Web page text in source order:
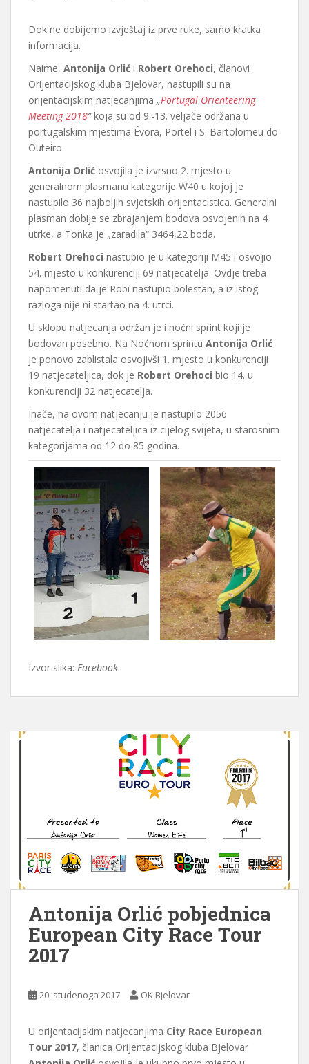
Dok ne dobijemo izvještaj iz prve ruke, samo kratka
informacija.
Naime, Antonija Orlić i Robert Orehoci, članovi
Orijentacijskog kluba Bjelovar, nastupili su na
orijentacijskim natjecanjima „Portugal Orienteering
Meeting 2018“koja su od 9.-13. veljače održana u
portugalskim mjestima Évora, Portel i S. Bartolomeu do
Outeiro.
Antonija Orlić osvojila je izvrsno 2. mjesto u
generalnom plasmanu kategorije W40 u kojoj je
nastupilo 36 najboljih svjetskih orijentacistica. Generalni
plasman dobije se zbrajanjem bodova osvojenih na 4
utrke, a Tonka je „zaradila“ 3464,22 boda.
Robert Orehoci nastupio je u kategoriji M45 i osvojio
54. mjesto u konkurenciji 69 natjecatelja. Ovdje treba
napomenuti da je Robi nastupio bolestan, a iz istog
razloga nije ni startao na 4. utrci.
U sklopu natjecanja održan je i noćni sprint koji je
bodovan posebno. Na Noćnom sprintu Antonija Orlić
je ponovo zablistala osvojivši 1. mjesto u konkurenciji
19 natjecateljica, dok je Robert Orehoci bio 14. u
konkurenciji 32 natjecatelja.
Inače, na ovom natjecanju je nastupilo 2056
natjecatelja i natjecateljica iz cijelog svijeta, u starosnim
kategorijama od 12 do 85 godina.
Izvor slika: Facebook
Antonija Orlić pobjednica
European City Race Tour
2017
20. studenoga 2017 OK Bjelovar
U orijentacijskim natjecanjima City Race European
Tour 2017, članica Orijentacijskog kluba Bjelovar